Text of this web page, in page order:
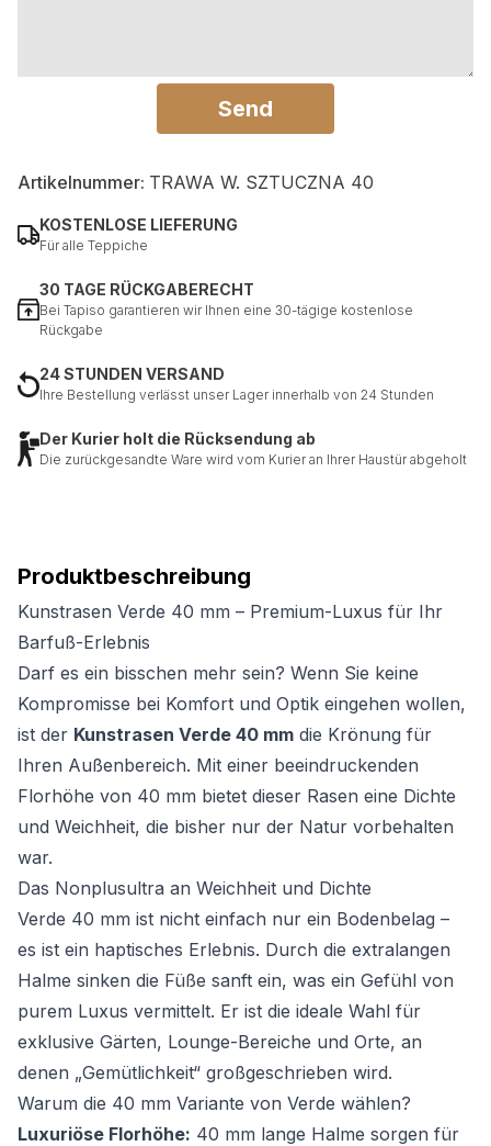
Produktbeschreibung
Kunstrasen Verde 40 mm – Premium-Luxus für Ihr
Barfuß-Erlebnis
Darf es ein bisschen mehr sein? Wenn Sie keine
Kompromisse bei Komfort und Optik eingehen wollen,
ist der Kunstrasen Verde 40 mm die Krönung für
Ihren Außenbereich. Mit einer beeindruckenden
Florhöhe von 40 mm bietet dieser Rasen eine Dichte
und Weichheit, die bisher nur der Natur vorbehalten
war.
Das Nonplusultra an Weichheit und Dichte
Verde 40 mm ist nicht einfach nur ein Bodenbelag –
es ist ein haptisches Erlebnis. Durch die extralangen
Halme sinken die Füße sanft ein, was ein Gefühl von
purem Luxus vermittelt. Er ist die ideale Wahl für
exklusive Gärten, Lounge-Bereiche und Orte, an
denen „Gemütlichkeit“ großgeschrieben wird.
Warum die 40 mm Variante von Verde wählen?
Luxuriöse Florhöhe: 40 mm lange Halme sorgen für
Send
Artikelnummer: TRAWA W. SZTUCZNA 40
KOSTENLOSE LIEFERUNG
Für alle Teppiche
30 TAGE RÜCKGABERECHT
Bei Tapiso garantieren wir Ihnen eine 30-tägige kostenlose
Rückgabe
24 STUNDEN VERSAND
Ihre Bestellung verlässt unser Lager innerhalb von 24 Stunden
Der Kurier holt die Rücksendung ab
Die zurückgesandte Ware wird vom Kurier an Ihrer Haustür abgeholt